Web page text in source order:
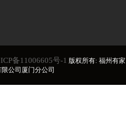
备11006605号-1 版权所有: 福州有家
公司厦门分公司